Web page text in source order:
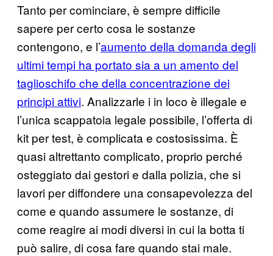
Tanto per cominciare, è sempre difficile
sapere per certo cosa le sostanze
contengono, e l’aumento della domanda degli
ultimi tempi ha portato sia a un amento del
taglioschifo che della concentrazione dei
principi attivi. Analizzarle i in loco è illegale e
l’unica scappatoia legale possibile, l’offerta di
kit per test, è complicata e costosissima. È
quasi altrettanto complicato, proprio perché
osteggiato dai gestori e dalla polizia, che si
lavori per diffondere una consapevolezza del
come e quando assumere le sostanze, di
come reagire ai modi diversi in cui la botta ti
può salire, di cosa fare quando stai male.